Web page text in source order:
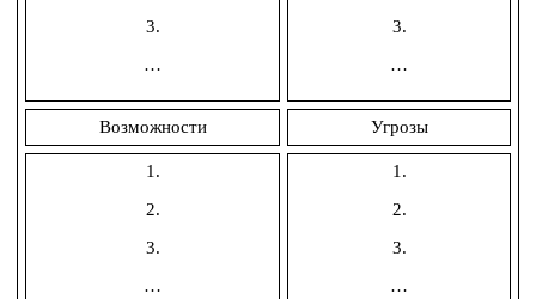
3.
…
3.
…
Возможности Угрозы
1.
2.
3.
…
1.
2.
3.
…